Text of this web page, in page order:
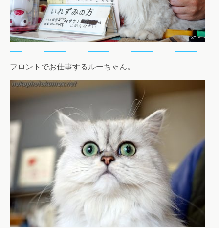
フロントでお仕事するルーちゃん。